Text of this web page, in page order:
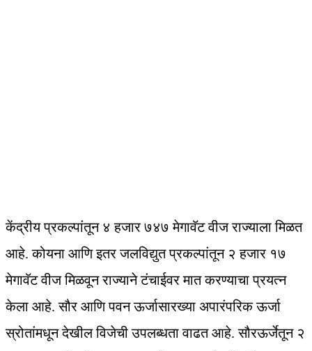
केंद्रीय प्रकल्पांतून ४ हजार ७४७ मेगावॅट वीज राज्याला मिळत
आहे. कोयना आणि इतर जलविद्युत प्रकल्पांतून २ हजार १७
मेगावॅट वीज मिळवून राज्याने टंचाईवर मात करण्याचा प्रयत्न
केला आहे. सौर आणि पवन ऊर्जासारख्या अपारंपरिक ऊर्जा
स्रोतांमधून देखील विजेची उपलब्धता वाढत आहे. सौरऊर्जेतून २